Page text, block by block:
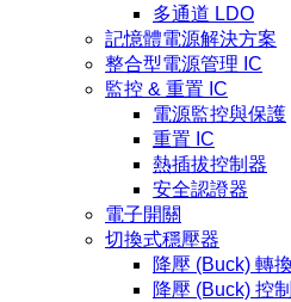
多通道 LDO
記憶體電源解決方案
整合型電源管理 IC
監控 & 重置 IC
電源監控與保護
重置 IC
熱插拔控制器
安全認證器
電子開關
切換式穩壓器
降壓 (Buck) 轉
降壓 (Buck) 控